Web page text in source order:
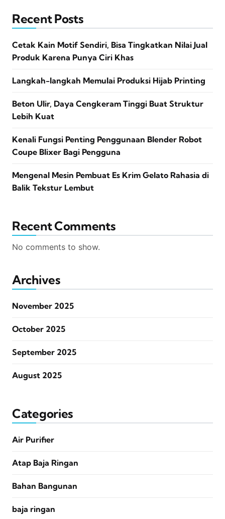
Recent Posts
Cetak Kain Motif Sendiri, Bisa Tingkatkan Nilai Jual
Produk Karena Punya Ciri Khas
Langkah-langkah Memulai Produksi Hijab Printing
Beton Ulir, Daya Cengkeram Tinggi Buat Struktur
Lebih Kuat
Kenali Fungsi Penting Penggunaan Blender Robot
Coupe Blixer Bagi Pengguna
Mengenal Mesin Pembuat Es Krim Gelato Rahasia di
Balik Tekstur Lembut
Recent Comments
No comments to show.
Archives
November 2025
October 2025
September 2025
August 2025
Categories
Air Purifier
Atap Baja Ringan
Bahan Bangunan
baja ringan